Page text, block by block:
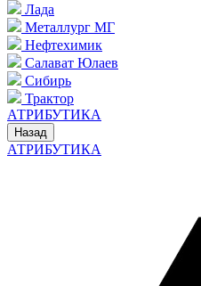
Лада
Металлург МГ
Нефтехимик
Салават Юлаев
Сибирь
Трактор
АТРИБУТИКА
Назад
АТРИБУТИКА